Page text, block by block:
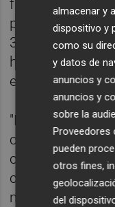
fijo-discontinuo
primer trimestre
300 respecto al
hasta sumar
eran varones y
"Los datos
capaz de seguir
calidad incluso
complejo.
máximo
almacenar y
dispositivo y
como su
y datos de
anuncios y
anuncios y
sobre la
Proveedores
pueden
otros fines,
del